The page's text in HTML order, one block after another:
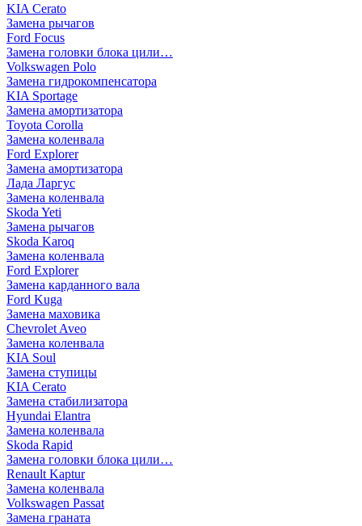
KIA Cerato
Замена рычагов
Ford Focus
Замена головки блока цили…
Volkswagen Polo
Замена гидрокомпенсатора
KIA Sportage
Замена амортизатора
Toyota Corolla
Замена коленвала
Ford Explorer
Замена амортизатора
Лада Ларгус
Замена коленвала
Skoda Yeti
Замена рычагов
Skoda Karoq
Замена коленвала
Ford Explorer
Замена карданного вала
Ford Kuga
Замена маховика
Chevrolet Aveo
Замена коленвала
KIA Soul
Замена ступицы
KIA Cerato
Замена стабилизатора
Hyundai Elantra
Замена коленвала
Skoda Rapid
Замена головки блока цили…
Renault Kaptur
Замена коленвала
Volkswagen Passat
Замена граната